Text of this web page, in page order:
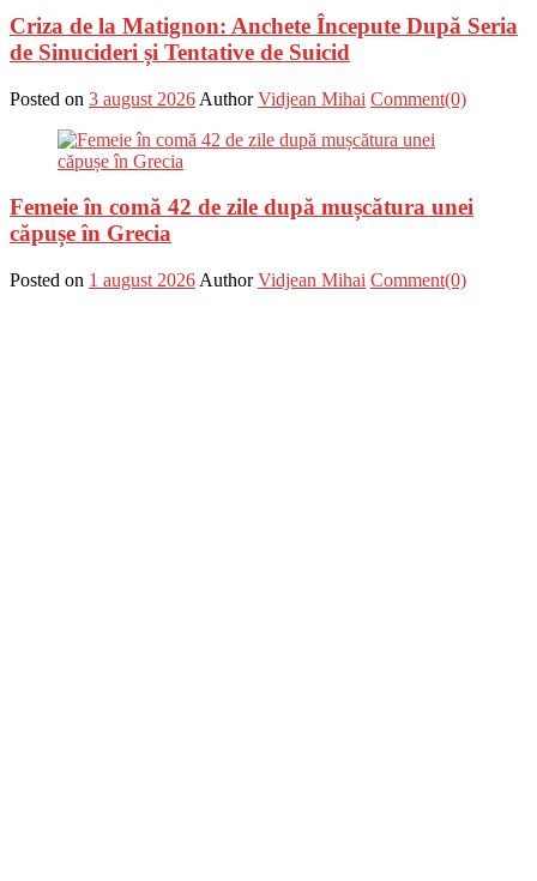
Criza de la Matignon: Anchete Începute După Seria
de Sinucideri și Tentative de Suicid
Posted on 3 august 2026 Author Vidjean Mihai Comment(0)
Femeie în comă 42 de zile după mușcătura unei
căpușe în Grecia
Posted on 1 august 2026 Author Vidjean Mihai Comment(0)